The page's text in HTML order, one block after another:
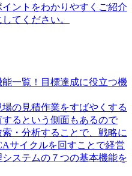
ントをわかりやすくご紹介
てください。
一覧！目標達成に役立つ機
の見積作業をすばやくする
るという側面もあるので
・分析することで、戦略に
サイクルを回すことで経営
ステムの７つの基本機能を